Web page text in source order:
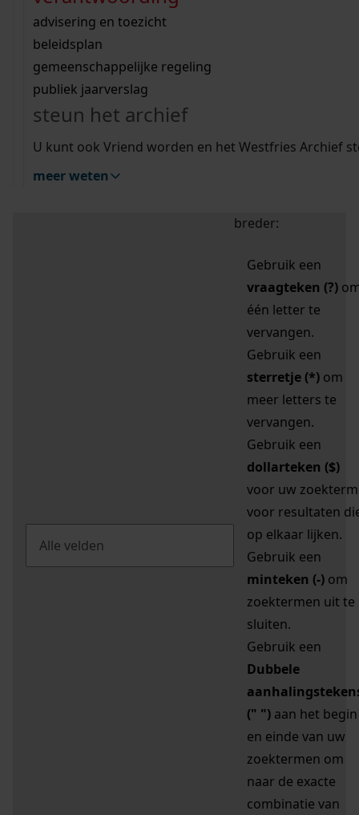
bouwvergunningen
omgevingsvergunningen
vergunningen
beeld en geluid
uitleg nodig?
Wij helpen u op weg met een aantal zoektips.
bekijk alle zoektips
Wij helpen u op weg met een aantal zoektips.
bekijk alle zoektips
bekijk ons geschiedenislokaal
advisering en toezicht
beleidsplan
gemeenschappelijke regeling
publiek jaarverslag
steun het archief
U kunt ook Vriend worden en het Westfries Archief
meer weten
zoektips
Mijn Studiezaal (inloggen)
uw zoekopdracht te
breder:
Gebruik een
vraagteken (?)
één letter te
vervangen.
Gebruik een
sterretje (*) om
meer letters te
vervangen.
Gebruik een
dollarteken ($)
voor uw zoekterm
voor resultaten
op elkaar lijken.
Gebruik een
minteken (-) om
zoektermen uit te
sluiten.
Gebruik een
Dubbele
(" ") aan het begin
en einde van uw
zoektermen om
naar de exacte
combinatie van